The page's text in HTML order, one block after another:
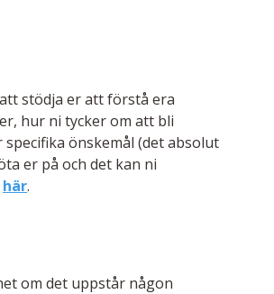
stödja er att förstå era
hur ni tycker om att bli
önskemål (det absolut
er på och det kan ni
här.
om det uppstår någon